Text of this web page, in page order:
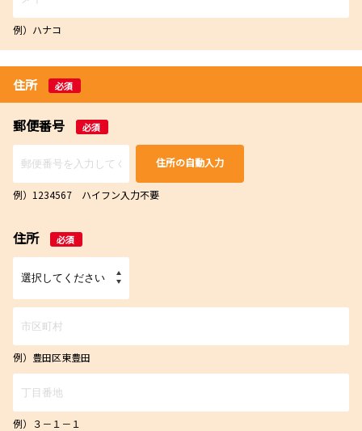
例）ハナコ
住所 必須
郵便番号 必須
住所の自動入力
例）1234567 ハイフン入力不要
住所 必須
例）豊田区東豊田
例）３－１－１